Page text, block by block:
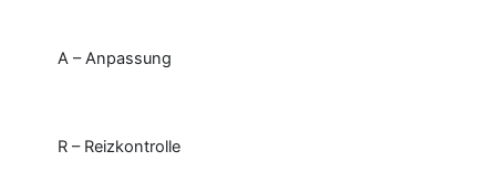
A – Anpassung
R – Reizkontrolle